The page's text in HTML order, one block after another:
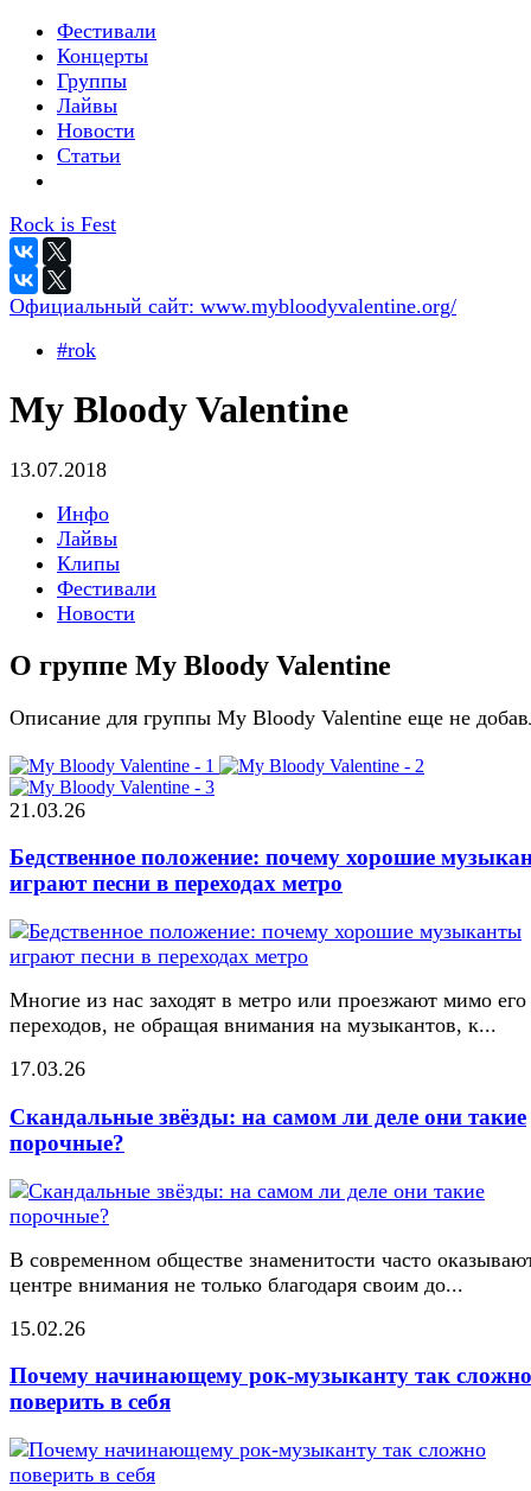
Фестивали
Концерты
Группы
Лайвы
Новости
Статьи
Rock is Fest
Официальный сайт: www.mybloodyvalentine.org/
#rok
My Bloody Valentine
13.07.2018
Инфо
Лайвы
Клипы
Фестивали
Новости
О группе My Bloody Valentine
Описание для группы My Bloody Valentine еще не
21.03.26
Бедственное положение: почему хорошие
играют песни в переходах метро
Многие из нас заходят в метро или проезжают мимо его
переходов, не обращая внимания на музыкантов, к...
17.03.26
Скандальные звёзды: на самом ли деле они такие
порочные?
В современном обществе знаменитости часто
центре внимания не только благодаря своим до...
15.02.26
Почему начинающему рок-музыканту так сложно
поверить в себя